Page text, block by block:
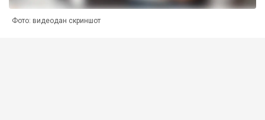
Фото: видеодан скриншот